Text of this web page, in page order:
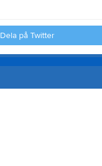
Dela på Twitter